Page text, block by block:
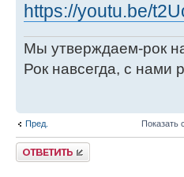
https://youtu.be/
Мы утверждаем-рок
Рок навсегда, с нами
Пред. Показать
Ответить